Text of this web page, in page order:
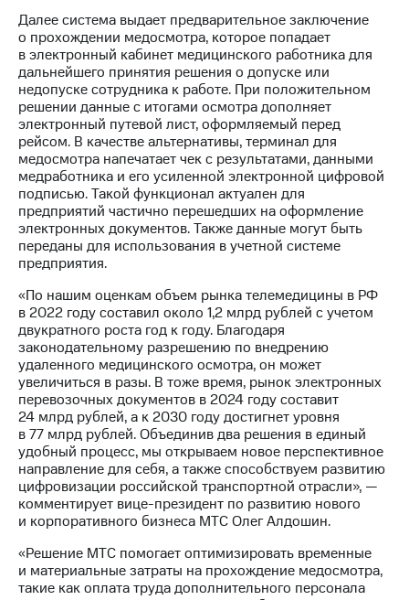
Собрания
акционеров
Личный
кабинет
акционера
Акционерный
капитал
Контроль
и
аудит
Рынок
акций
Описание
Программа
Порядок
выкупа
акций
Дивиденды
Рынок
облигаций
Описание
Еврооблигации-2023
Уведомление
о
погашении
именных
облигаций
Другое
Регистратор
Далее система выдает предварительное заключение
о прохождении медосмотра, которое попадает
в электронный кабинет медицинского работника для
дальнейшего принятия решения о допуске или
недопуске сотрудника к работе. При положительном
решении данные с итогами осмотра дополняет
электронный путевой лист, оформляемый перед
рейсом. В качестве альтернативы, терминал для
медосмотра напечатает чек с результатами, данными
медработника и его усиленной электронной цифровой
подписью. Такой функционал актуален для
предприятий частично перешедших на оформление
электронных документов. Также данные могут быть
переданы для использования в учетной системе
предприятия.
«По нашим оценкам объем рынка телемедицины в РФ
в 2022 году составил около 1,2 млрд рублей с учетом
двукратного роста год к году. Благодаря
законодательному разрешению по внедрению
удаленного медицинского осмотра, он может
увеличиться в разы. В тоже время, рынок электронных
перевозочных документов в 2024 году составит
24 млрд рублей, а к 2030 году достигнет уровня
в 77 млрд рублей. Объединив два решения в единый
удобный процесс, мы открываем новое перспективное
направление для себя, а также способствуем развитию
цифровизации российской транспортной отрасли», —
комментирует вице-президент по развитию нового
и корпоративного бизнеса МТС Олег Алдошин.
«Решение МТС помогает оптимизировать временные
и материальные затраты на прохождение медосмотра,
такие как оплата труда дополнительного персонала